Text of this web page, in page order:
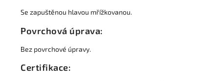
Se zapuštěnou hlavou mřížkovanou.
Povrchová úprava:
Bez povrchové úpravy.
Certifikace: